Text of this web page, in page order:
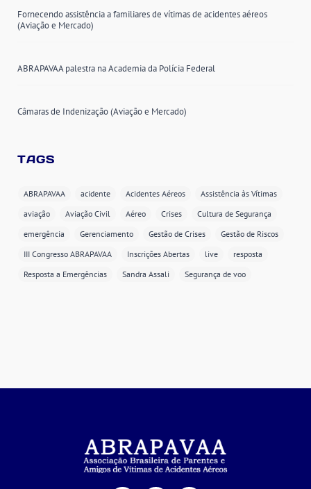
Fornecendo assistência a familiares de vítimas de acidentes aéreos
(Aviação e Mercado)
ABRAPAVAA palestra na Academia da Polícia Federal
Câmaras de Indenização (Aviação e Mercado)
TAGS
ABRAPAVAA acidente Acidentes Aéreos
Assistência às Vítimas
aviação
Aviação Civil Aéreo Crises
Cultura de Segurança
emergência
Gerenciamento Gestão de Crises
Gestão de Riscos
III Congresso ABRAPAVAA
Inscrições Abertas live
resposta
Resposta a Emergências
Sandra Assali Segurança de voo